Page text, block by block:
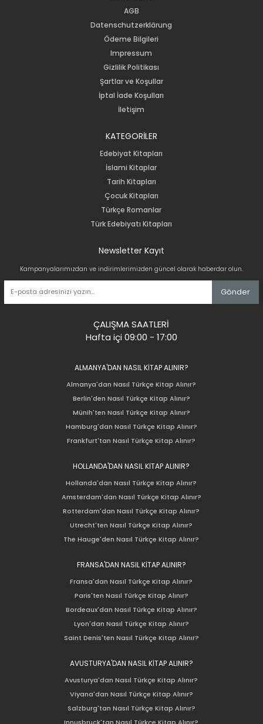
AGB
Datenschutzerklärung
Ödeme Bilgileri
Impressum
Gizlilik Politikası
Şartlar ve Koşullar
İptal İade Koşulları
İletişim
KATEGORİLER
Edebiyat Kitapları
İslami Kitaplar
Tarih Kitapları
Çocuk Kitapları
Türkçe Romanlar
Türk Edebiyatı Kitapları
Newsletter Kayıt
Kampanyalarımızdan ve indirimlerimizden güncel olarak haberdar olun.
Gönder
ÇALIŞMA SAATLERİ
Hafta içi 09:00 - 17:00
ALMANYA'DAN NASIL KİTAP ALINIR?
Almanya'dan Nasıl Türkçe Kitap Alınır?
Berlin'den Nasıl Türkçe Kitap Alınır?
Münih'ten Nasıl Türkçe Kitap Alınır?
Hamburg'dan Nasıl Türkçe Kitap Alınır?
Frankfurt'tan Nasıl Türkçe Kitap Alınır?
HOLLANDA'DAN NASIL KİTAP ALINIR?
Hollanda'dan Nasıl Türkçe Kitap Alınır?
Amsterdam'dan Nasıl Türkçe Kitap Alınır?
Rotterdam'dan Nasıl Türkçe Kitap Alınır?
Utrecht'ten Nasıl Türkçe Kitap Alınır?
The Hauge'den Nasıl Türkçe Kitap Alınır?
FRANSA'DAN NASIL KİTAP ALINIR?
Fransa'dan Nasıl Türkçe Kitap Alınır?
Paris'ten Nasıl Türkçe Kitap Alınır?
Bordeaux'dan Nasıl Türkçe Kitap Alınır?
Lyon'dan Nasıl Türkçe Kitap Alınır?
Saint Denis'ten Nasıl Türkçe Kitap Alınır?
AVUSTURYA'DAN NASIL KİTAP ALINIR?
Avusturya'dan Nasıl Türkçe Kitap Alınır?
Viyana'dan Nasıl Türkçe Kitap Alınır?
Salzburg'tan Nasıl Türkçe Kitap Alınır?